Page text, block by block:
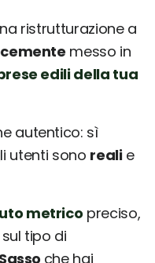
ristrutturazione a
messo in
edili della tua
autentico: sì
utenti sono realie
metrico preciso,
sul tipo di
che hai